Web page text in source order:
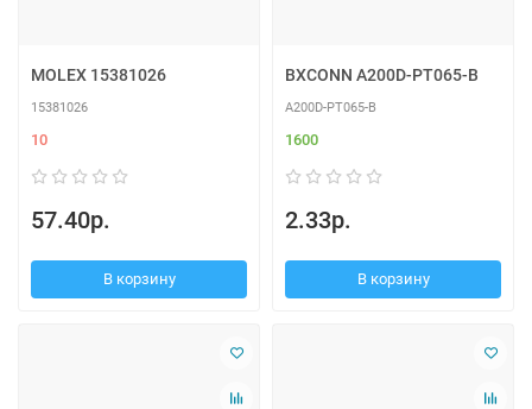
MOLEX 15381026
15381026
10
57.40р.
В корзину
BXCONN A200D-PT065-B
A200D-PT065-B
1600
2.33р.
В корзину